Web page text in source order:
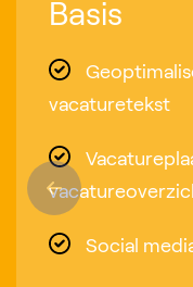
Basis
vacaturetekst
Social